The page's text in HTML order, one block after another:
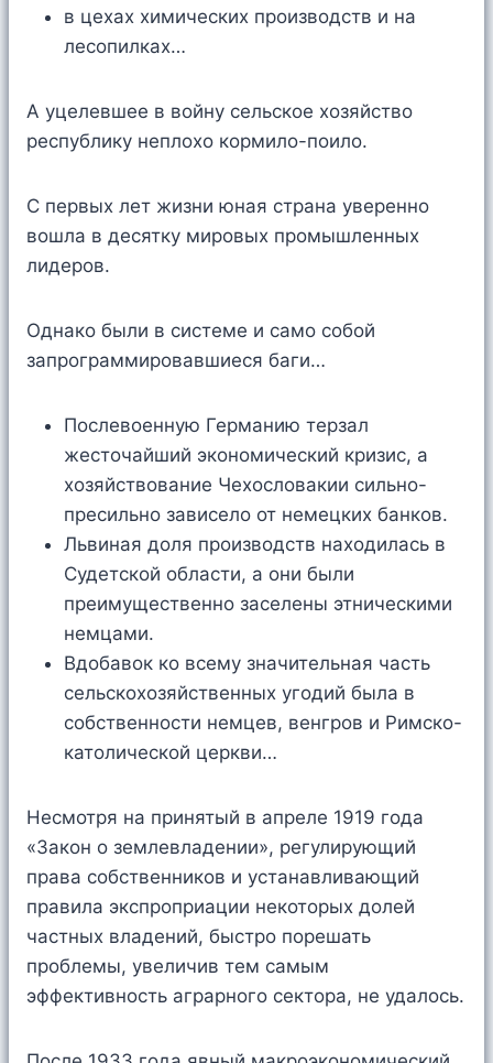
в цехах химических производств и на
лесопилках…
А уцелевшее в войну сельское хозяйство
республику неплохо кормило-поило.
С первых лет жизни юная страна уверенно
вошла в десятку мировых промышленных
лидеров.
Однако были в системе и само собой
запрограммировавшиеся баги…
Послевоенную Германию терзал
жесточайший экономический кризис, а
хозяйствование Чехословакии сильно-
пресильно зависело от немецких банков.
Львиная доля производств находилась в
Судетской области, а они были
преимущественно заселены этническими
немцами.
Вдобавок ко всему значительная часть
сельскохозяйственных угодий была в
собственности немцев, венгров и Римско-
католической церкви…
Несмотря на принятый в апреле 1919 года
«Закон о землевладении», регулирующий
права собственников и устанавливающий
правила экспроприации некоторых долей
частных владений, быстро порешать
проблемы, увеличив тем самым
эффективность аграрного сектора, не удалось.